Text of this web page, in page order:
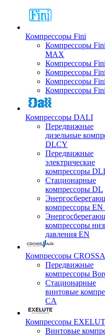
Компрессоры Fini
Компрессоры
MAX
Компрессоры
Компрессоры
Компрессоры
Компрессоры
Компрессоры DALI
Передвижные
дизельные
DLCY
Передвижные
электрические
компрессоры
Стационарные
компрессоры DL
компрессоры
компрессоры
давления EN
Компрессоры
Передвижные
компрессоры
Стационарные
винтовые
CA
Компрессоры
Винтовые